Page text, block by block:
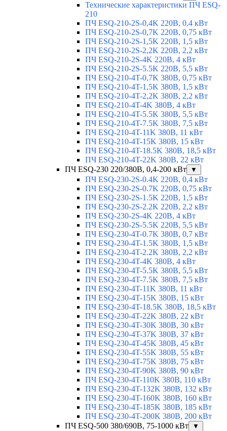
Технические характеристики ПЧ ESQ-
210
ПЧ ESQ-210-2S-0,4K 220В, 0,4 кВт
ПЧ ESQ-210-2S-0,7K 220В, 0,75 кВт
ПЧ ESQ-210-2S-1,5K 220В, 1,5 кВт
ПЧ ESQ-210-2S-2,2K 220В, 2,2 кВт
ПЧ ESQ-210-2S-4K 220В, 4 кВт
ПЧ ESQ-210-2S-5.5K 220В, 5,5 кВт
ПЧ ESQ-210-4T-0,7K 380В, 0,75 кВт
ПЧ ESQ-210-4T-1,5K 380В, 1,5 кВт
ПЧ ESQ-210-4T-2,2K 380В, 2,2 кВт
ПЧ ESQ-210-4T-4K 380В, 4 кВт
ПЧ ESQ-210-4T-5.5K 380В, 5,5 кВт
ПЧ ESQ-210-4T-7.5K 380В, 7,5 кВт
ПЧ ESQ-210-4T-11K 380В, 11 кВт
ПЧ ESQ-210-4T-15K 380В, 15 кВт
ПЧ ESQ-210-4T-18.5K 380В, 18,5 кВт
ПЧ ESQ-210-4T-22K 380В, 22 кВт
ПЧ ESQ-230 220/380В, 0,4-200 кВт
▼
ПЧ ESQ-230-2S-0.4K 220В, 0,4 кВт
ПЧ ESQ-230-2S-0.7K 220В, 0,75 кВт
ПЧ ESQ-230-2S-1.5K 220В, 1,5 кВт
ПЧ ESQ-230-2S-2.2K 220В, 2,2 кВт
ПЧ ESQ-230-2S-4K 220В, 4 кВт
ПЧ ESQ-230-2S-5.5K 220В, 5,5 кВт
ПЧ ESQ-230-4T-0.7K 380В, 0,7 кВт
ПЧ ESQ-230-4T-1.5K 380В, 1,5 кВт
ПЧ ESQ-230-4T-2.2K 380В, 2,2 кВт
ПЧ ESQ-230-4T-4K 380В, 4 кВт
ПЧ ESQ-230-4T-5.5K 380В, 5,5 кВт
ПЧ ESQ-230-4T-7.5K 380В, 7,5 кВт
ПЧ ESQ-230-4T-11K 380В, 11 кВт
ПЧ ESQ-230-4T-15K 380В, 15 кВт
ПЧ ESQ-230-4T-18.5K 380В, 18,5 кВт
ПЧ ESQ-230-4T-22K 380В, 22 кВт
ПЧ ESQ-230-4T-30K 380В, 30 кВт
ПЧ ESQ-230-4T-37K 380В, 37 кВт
ПЧ ESQ-230-4T-45K 380В, 45 кВт
ПЧ ESQ-230-4T-55K 380В, 55 кВт
ПЧ ESQ-230-4T-75K 380В, 75 кВт
ПЧ ESQ-230-4T-90K 380В, 90 кВт
ПЧ ESQ-230-4T-110K 380В, 110 кВт
ПЧ ESQ-230-4T-132K 380В, 132 кВт
ПЧ ESQ-230-4T-160K 380В, 160 кВт
ПЧ ESQ-230-4T-185K 380В, 185 кВт
ПЧ ESQ-230-4T-200K 380В, 200 кВт
ПЧ ESQ-500 380/690В, 75-1000 кВт
▼